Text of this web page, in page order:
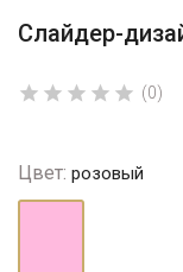
Слайдер-
     (0)
Цвет: розовый